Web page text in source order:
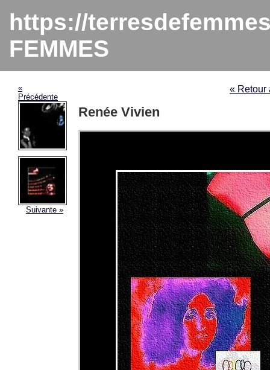
https://
FEMMES
«
Précédente
Suivante »
« Retour
Renée Vivien